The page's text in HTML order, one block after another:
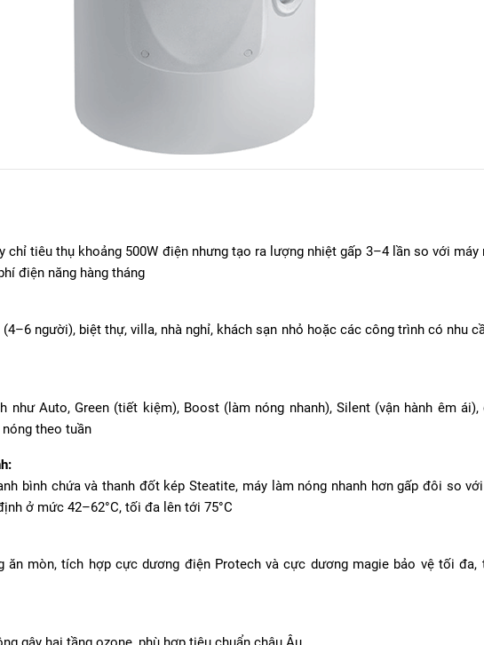
chỉ tiêu thụ khoảng 500W điện nhưng tạo ra lượng nhiệt gấp 3–4 lần so với
điện năng hàng tháng
người), biệt thự, villa, nhà nghỉ, khách sạn nhỏ hoặc các công trình có nhu
như Auto, Green (tiết kiệm), Boost (làm nóng nhanh), Silent (vận hành êm ái),
theo tuần
bình chứa và thanh đốt kép Steatite, máy làm nóng nhanh hơn gấp đôi so
ở mức 42–62°C, tối đa lên tới 75°C
ăn mòn, tích hợp cực dương điện Protech và cực dương magie bảo vệ tối đa,